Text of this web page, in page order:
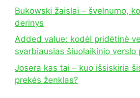
Bukowski žaislai – švelnumo,
derinys
Added value: kodėl pridėtinė
svarbiausias šiuolaikinio verslo
Josera kas tai – kuo išsiskiria
prekės ženklas?